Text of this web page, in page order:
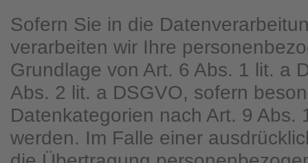
Sofern Sie in die
verarbeiten wir Ihre
Grundlage von Art. 6 Abs. 1 lit. a
Abs. 2 lit. a DSGVO, sofern
Datenkategorien nach Art. 9 Abs.
werden. Im Falle einer